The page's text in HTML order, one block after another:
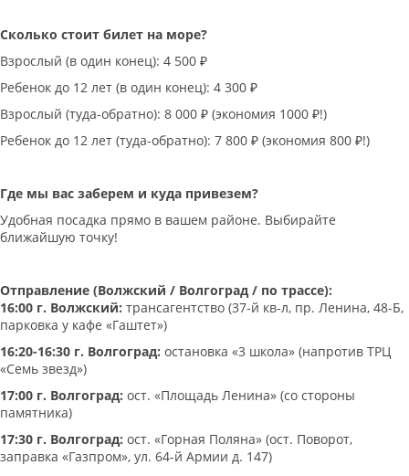
Сколько стоит билет на море?
Взрослый (в один конец): 4 500 ₽
Ребенок до 12 лет (в один конец): 4 300 ₽
Взрослый (туда-обратно): 8 000 ₽ (экономия 1000 ₽!)
Ребенок до 12 лет (туда-обратно): 7 800 ₽ (экономия 800 ₽!)
Где мы вас заберем и куда привезем?
Удобная посадка прямо в вашем районе. Выбирайте
ближайшую точку!
Отправление (Волжский / Волгоград / по трассе):
16:00 г. Волжский: трансагентство (37-й кв-л, пр. Ленина, 48-Б,
парковка у кафе «Гаштет»)
16:20-16:30 г. Волгоград: остановка «3 школа» (напротив ТРЦ
«Семь звезд»)
17:00 г. Волгоград: ост. «Площадь Ленина» (со стороны
памятника)
17:30 г. Волгоград: ост. «Горная Поляна» (ост. Поворот,
заправка «Газпром», ул. 64-й Армии д. 147)